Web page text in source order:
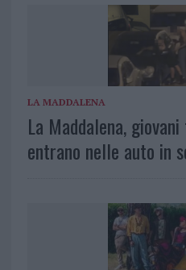
LA MADDALENA
La Maddalena,
entrano nelle auto in